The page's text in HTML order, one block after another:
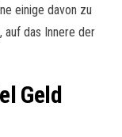
einige davon zu
auf das Innere der
Geld